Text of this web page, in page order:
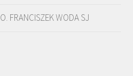
O. FRANCISZEK WODA SJ